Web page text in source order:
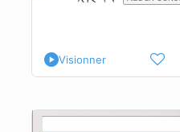
Visionner